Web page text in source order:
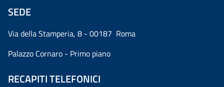
SEDE
Via della Stamperia, 8 - 00187 Roma
Palazzo Cornaro - Primo piano
RECAPITI TELEFONICI